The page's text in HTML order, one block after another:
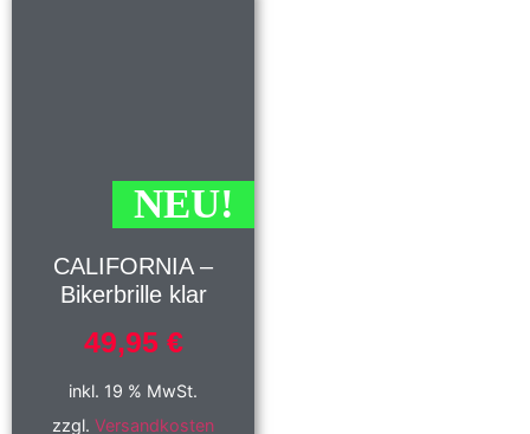
NEU!
CALIFORNIA –
Bikerbrille klar
49,95 €
inkl. 19 % MwSt.
zzgl.Versandkosten